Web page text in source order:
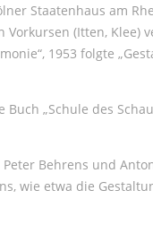
Staatenhaus am
(Itten,
1953 folgte
„Schule des
Behrens und
wie etwa die